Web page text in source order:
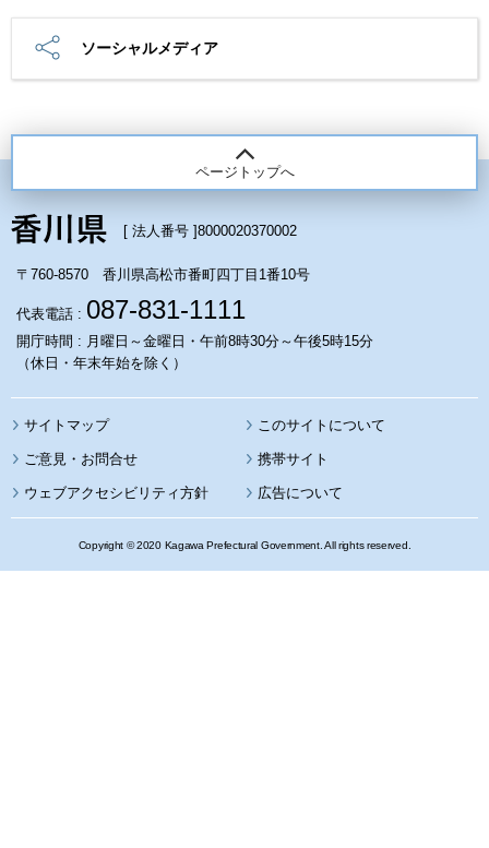
ソーシャルメディア
ページトップへ
[ 法人番号 ]8000020370002
〒760-8570 香川県高松市番町四丁目1番10号
代表電話 : 087-831-1111
開庁時間 : 月曜日～金曜日・午前8時30分～午後5時15分
（休日・年末年始を除く）
サイトマップ このサイトについて
携帯サイト
ウェブアクセシビリティ方針 広告について
Copyright © 2020 Kagawa Prefectural Government. All rights reserved.